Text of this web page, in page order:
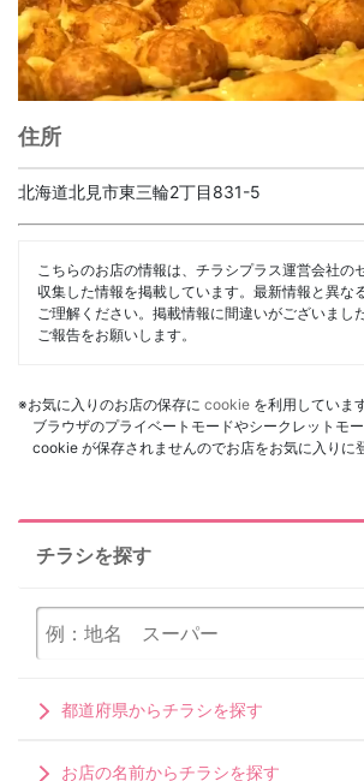
住所
北海道北見市東三輪2丁目831-5
こちらのお店の情報は、チラシプラス運営会社の
収集した情報を掲載しています。最新情報と異な
ご理解ください。掲載情報に間違いがございまし
ご報告をお願いします。
※お気に入りのお店の保存に cookie を利用しています
ブラウザのプライベートモードやシークレットモ
cookie が保存されませんのでお店をお気に入りに
チラシを探す
都道府県からチラシを探す
お店の名前からチラシを探す